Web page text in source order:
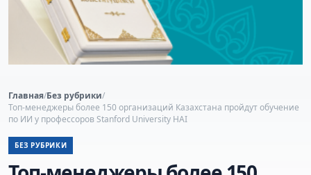
Главная/Без рубрики/
Топ-менеджеры более 150 организаций Казахстана пройдут обучение
по ИИ у профессоров Stanford University HAI
БЕЗ РУБРИКИ